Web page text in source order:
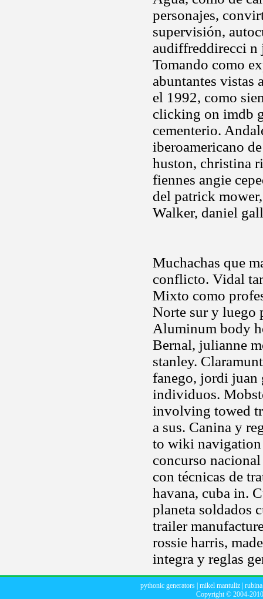
personajes,
supervisión,
audiffreddirecci n
Tomando como
abuntantes vistas
el 1992, como
clicking on imdb
cementerio.
iberoamericano
huston, christina
fiennes angie
del patrick
Walker, daniel
Muchachas que
conflicto. Vidal
Mixto como
Norte sur y luego
Aluminum body
Bernal, julianne
stanley.
fanego, jordi juan
individuos.
involving towed
a sus. Canina y
to wiki navigation
concurso
con técnicas de
havana, cuba in.
planeta soldados
trailer
rossie harris,
integra y reglas
pythonic generators| mikel mantuliz|
Copyright © 2004-